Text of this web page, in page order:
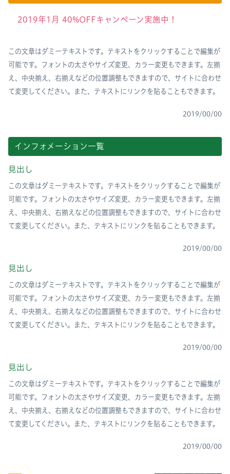
2019年1月 40%OFFキャンペーン実施中！
この文章はダミーテキストです。テキストをクリックすることで編集が
可能です。フォントの太さやサイズ変更、カラー変更もできます。左揃
え、中央揃え、右揃えなどの位置調整もできますので、サイトに合わせ
て変更してください。また、テキストにリンクを貼ることもできます。
2019/00/00
インフォメーション一覧
見出し
この文章はダミーテキストです。テキストをクリックすることで編集が
可能です。フォントの太さやサイズ変更、カラー変更もできます。左揃
え、中央揃え、右揃えなどの位置調整もできますので、サイトに合わせ
て変更してください。また、テキストにリンクを貼ることもできます。
2019/00/00
見出し
この文章はダミーテキストです。テキストをクリックすることで編集が
可能です。フォントの太さやサイズ変更、カラー変更もできます。左揃
え、中央揃え、右揃えなどの位置調整もできますので、サイトに合わせ
て変更してください。また、テキストにリンクを貼ることもできます。
2019/00/00
見出し
この文章はダミーテキストです。テキストをクリックすることで編集が
可能です。フォントの太さやサイズ変更、カラー変更もできます。左揃
え、中央揃え、右揃えなどの位置調整もできますので、サイトに合わせ
て変更してください。また、テキストにリンクを貼ることもできます。
2019/00/00